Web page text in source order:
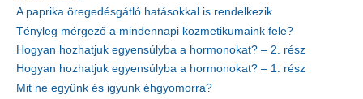
A paprika öregedésgátló hatásokkal is rendelkezik
Tényleg mérgező a mindennapi kozmetikumaink fele?
Hogyan hozhatjuk egyensúlyba a hormonokat? – 2. rész
Hogyan hozhatjuk egyensúlyba a hormonokat? – 1. rész
Mit ne együnk és igyunk éhgyomorra?